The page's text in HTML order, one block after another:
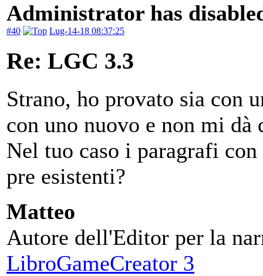
Administrator has
#40 Lug-14-18 08:37:25
Re: LGC 3.3
Strano, ho provato sia con
con uno nuovo e non mi dà
Nel tuo caso i paragrafi
pre esistenti?
Matteo
Autore dell'Editor per la
LibroGameCreator 3